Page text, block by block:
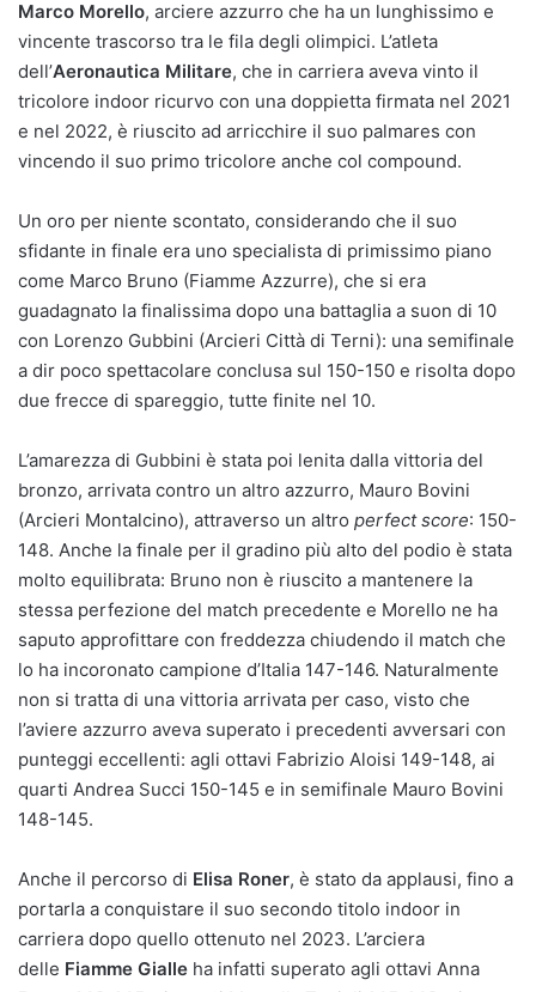
Marco Morello, arciere azzurro che ha un lunghissimo e
vincente trascorso tra le fila degli olimpici. L’atleta
dell’Aeronautica Militare, che in carriera aveva vinto il
tricolore indoor ricurvo con una doppietta firmata nel 2021
e nel 2022, è riuscito ad arricchire il suo palmares con
vincendo il suo primo tricolore anche col compound.
Un oro per niente scontato, considerando che il suo
sfidante in finale era uno specialista di primissimo piano
come Marco Bruno (Fiamme Azzurre), che si era
guadagnato la finalissima dopo una battaglia a suon di 10
con Lorenzo Gubbini (Arcieri Città di Terni): una semifinale
a dir poco spettacolare conclusa sul 150-150 e risolta dopo
due frecce di spareggio, tutte finite nel 10.
L’amarezza di Gubbini è stata poi lenita dalla vittoria del
bronzo, arrivata contro un altro azzurro, Mauro Bovini
(Arcieri Montalcino), attraverso un altro perfect score: 150-
148. Anche la finale per il gradino più alto del podio è stata
molto equilibrata: Bruno non è riuscito a mantenere la
stessa perfezione del match precedente e Morello ne ha
saputo approfittare con freddezza chiudendo il match che
lo ha incoronato campione d’Italia 147-146. Naturalmente
non si tratta di una vittoria arrivata per caso, visto che
l’aviere azzurro aveva superato i precedenti avversari con
punteggi eccellenti: agli ottavi Fabrizio Aloisi 149-148, ai
quarti Andrea Succi 150-145 e in semifinale Mauro Bovini
148-145.
Anche il percorso di Elisa Roner, è stato da applausi, fino a
portarla a conquistare il suo secondo titolo indoor in
carriera dopo quello ottenuto nel 2023. L’arciera
delle Fiamme Gialle ha infatti superato agli ottavi Anna